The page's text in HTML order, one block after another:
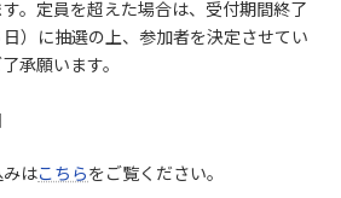
。定員を超えた場合は、受付期間終了
）に抽選の上、参加者を決定させてい
承願います。
はこちらをご覧ください。